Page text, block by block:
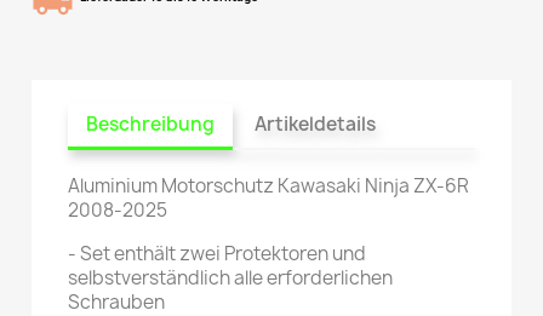
Beschreibung Artikeldetails
Aluminium Motorschutz Kawasaki Ninja ZX-6R
2008-2025
- Set enthält zwei Protektoren und
selbstverständlich alle erforderlichen
Schrauben